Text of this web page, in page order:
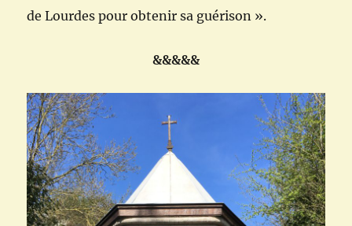
de Lourdes pour obtenir sa guérison ».
&&&&&